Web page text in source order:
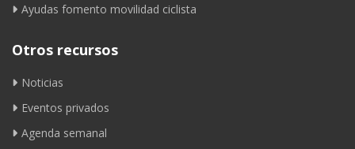
Ayudas fomento movilidad ciclista
Otros recursos
Noticias
Eventos privados
Agenda semanal